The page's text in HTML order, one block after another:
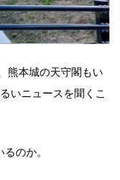
熊本城の天守閣もい
いニュースを聞くこ
のか。